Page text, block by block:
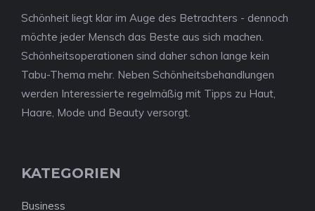
Schönheit liegt klar im Auge des Betrachters - dennoch
möchte jeder Mensch das Beste aus sich machen.
Schönheitsoperationen sind daher schon lange kein
Tabu-Thema mehr. Neben Schönheitsbehandlungen
werden Interessierte regelmäßig mit Tipps zu Haut,
Haare, Mode und Beauty versorgt.
KATEGORIEN
Business